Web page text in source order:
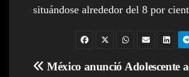
situándose alrededor del 8 por
Navegación Adolescente
México anunció